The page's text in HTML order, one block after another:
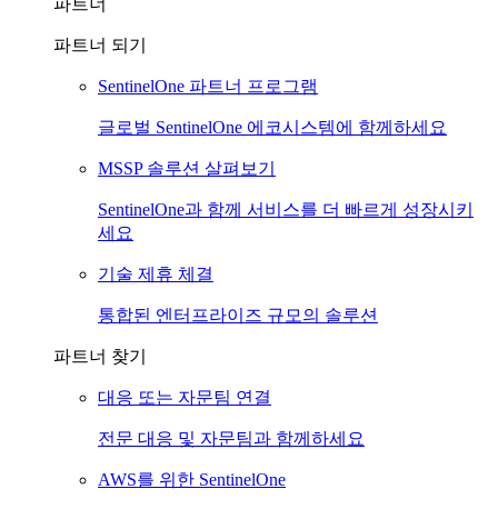
파트너
파트너 되기
SentinelOne 파트너 프로그램
글로벌 SentinelOne 에코시스템에 함께하세요
MSSP 솔루션 살펴보기
SentinelOne과 함께 서비스를 더 빠르게 성장시키
세요
기술 제휴 체결
통합된 엔터프라이즈 규모의 솔루션
파트너 찾기
대응 또는 자문팀 연결
전문 대응 및 자문팀과 함께하세요
AWS를 위한 SentinelOne